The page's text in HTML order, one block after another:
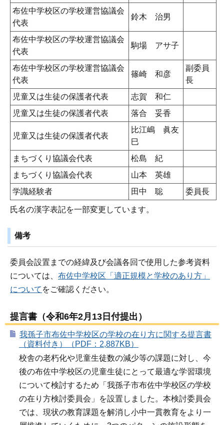
布佐中学校区の学校運営協議会
代表
鈴木 治男
布佐中学校区の学校運営協議会
代表
駒場 アサ子
布佐中学校区の学校運営協議会
代表
篠崎 和彦
副委員
長
児童又は生徒の保護者代表
志賀 和仁
児童又は生徒の保護者代表
落合 妥香
児童又は生徒の保護者代表
比江嶋 眞友
巳
まちづくり協議会代表
松島 紀
まちづくり協議会代表
山本 英雄
学識経験者
田中 聡 委員長
氏名の漢字表記を一部変更しています。
備考
委員会設置までの経緯及び会議各回で使用した参考資料
については、 布佐中学校区「適正規模と学校のあり方」
について をご確認ください。
提言書（令和6年2月13日付提出）
我孫子市布佐中学校区の学校の在り方に関する提言書
（資料付き）（PDF：2,887KB）
校舎の老朽化や児童生徒数の減少等の課題に対し、今
後の布佐中学校区の児童生徒にとって最適な学習環境
について検討するため「我孫子市布佐中学校区の学校
の在り方検討委員会」を設置しました。本検討委員会
では、現状の教育課題を解消し小中一貫教育をより一